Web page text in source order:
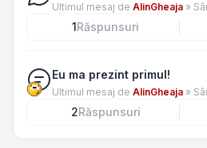
Ultimul mesaj de AlinGheaja »
1Răspunsuri
Eu ma prezint primul!
Ultimul mesaj de AlinGheaja »
2Răspunsuri